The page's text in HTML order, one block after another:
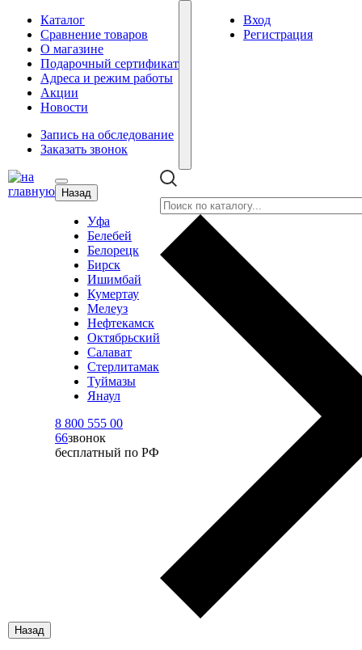
Каталог
Сравнение товаров
О магазине
Подарочный сертификат
Адреса и режим работы
Акции
Новости
Запись на обследование
Заказать звонок
Вход
Регистрация
Назад
Уфа
Белебей
Белорецк
Бирск
Ишимбай
Кумертау
Мелеуз
Нефтекамск
Октябрьский
Салават
Стерлитамак
Туймазы
Янаул
8 800 555 00
66звонок
бесплатный по РФ
Назад